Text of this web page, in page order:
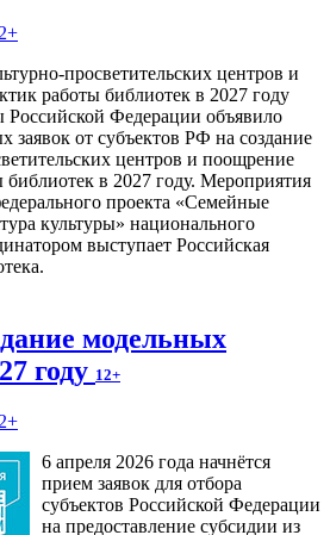
Российской Федерации объявило
заявок от субъектов РФ на создание
центров и поощрение
в 2027 году. Мероприятия
проекта «Семейные
культуры» национального
выступает Российская
модельных
году 12+
6 апреля 2026 года начнётся
прием заявок для отбора
субъектов Российской Федерации
на предоставление субсидии из